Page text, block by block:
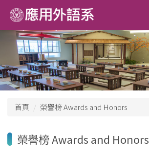
到
主
區
首頁 榮譽榜 Awards and Honors
榮譽榜 Awards and Honors